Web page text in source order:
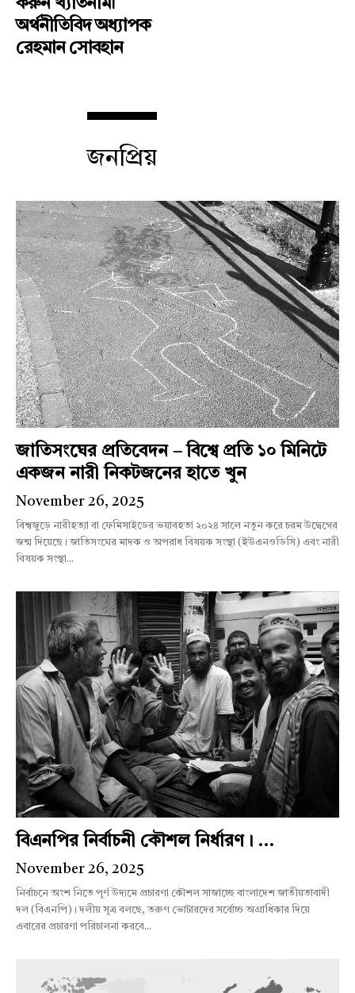
করুন খ্যাতনামা
অর্থনীতিবিদ অধ্যাপক
রেহমান সোবহান
জনপ্রিয়
জাতিসংঘের প্রতিবেদন – বিশ্বে প্রতি ১০ মিনিটে
একজন নারী নিকটজনের হাতে খুন
November 26, 2025
বিশ্বজুড়ে নারীহত্যা বা ফেমিসাইডের ভয়াবহতা ২০২৪ সালে নতুন করে চরম উদ্বেগের
জন্ম দিয়েছে। জাতিসংঘের মাদক ও অপরাধ বিষয়ক সংস্থা (ইউএনওডিসি) এবং নারী
বিষয়ক সংস্থা...
বিএনপির নির্বাচনী কৌশল নির্ধারণ। ...
November 26, 2025
নির্বাচনে অংশ নিতে পূর্ণ উদ্যমে প্রচারণা কৌশল সাজাচ্ছে বাংলাদেশ জাতীয়তাবাদী
দল (বিএনপি)। দলীয় সূত্র বলছে, তরুণ ভোটারদের সর্বোচ্চ অগ্রাধিকার দিয়ে
এবারের প্রচারণা পরিচালনা করবে...